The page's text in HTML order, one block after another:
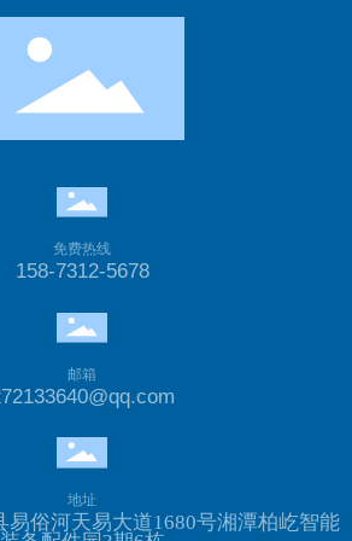
免费热线
158-7312-5678
邮箱
地址
易俗河天易大道1680号湘潭柏屹智能